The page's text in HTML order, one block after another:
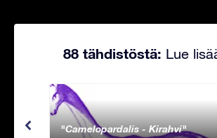
88 tähdistöstä: Lue
Camelopardalis - Kirahvi